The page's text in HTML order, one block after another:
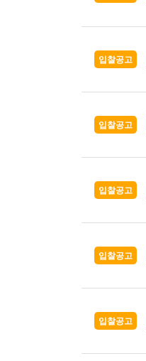
입찰공고
입찰공고
입찰공고
입찰공고
입찰공고